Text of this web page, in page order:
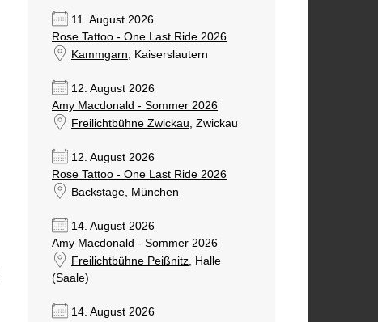
11. August 2026
Rose Tattoo - One Last Ride 2026
Kammgarn, Kaiserslautern
12. August 2026
Amy Macdonald - Sommer 2026
Freilichtbühne Zwickau, Zwickau
12. August 2026
Rose Tattoo - One Last Ride 2026
Backstage, München
14. August 2026
Amy Macdonald - Sommer 2026
Freilichtbühne Peißnitz, Halle
(Saale)
14. August 2026